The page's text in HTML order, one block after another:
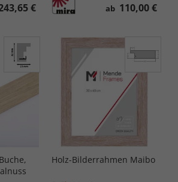
€ ab 110,00 €
Holz-Bilderrahmen Maibo